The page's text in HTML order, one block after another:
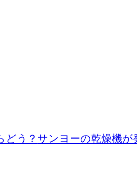
どう？ サンヨーの乾燥機が